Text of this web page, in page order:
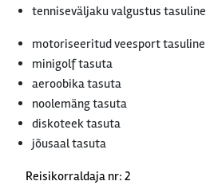
tenniseväljaku valgustus tasuline
motoriseeritud veesport tasuline
minigolf tasuta
aeroobika tasuta
noolemäng tasuta
diskoteek tasuta
jõusaal tasuta
Reisikorraldaja nr: 2